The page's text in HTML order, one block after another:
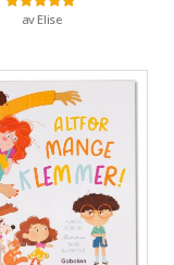
Vurdert5
av Elise